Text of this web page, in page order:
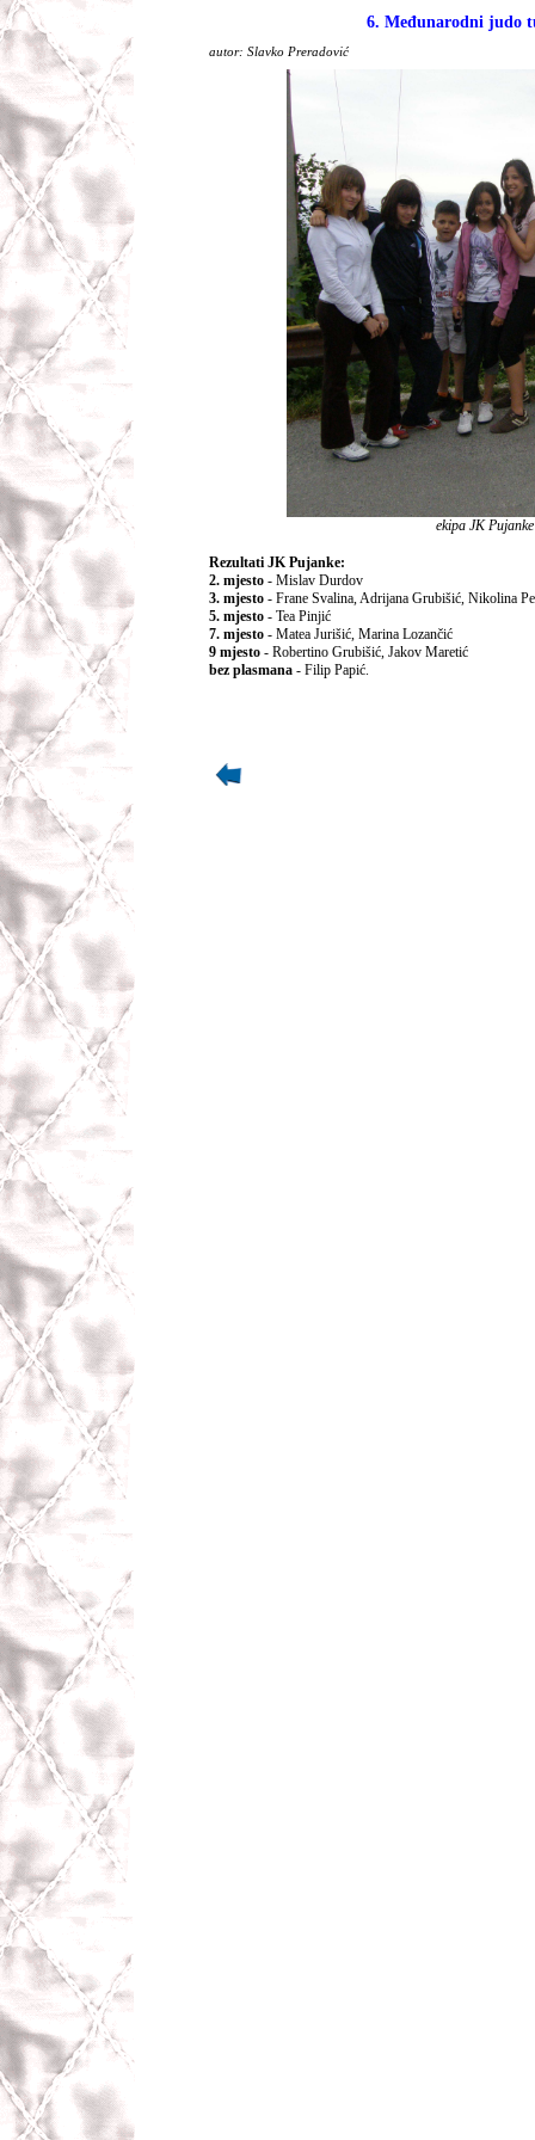
6. Međunarodni judo
autor: Slavko Preradović
ekipa JK
Rezultati JK Pujanke:
2. mjesto - Mislav Durdov
3. mjesto - Frane Svalina, Adrijana Grubišić, Nikolina
5. mjesto - Tea Pinjić
7. mjesto - Matea Jurišić, Marina Lozančić
9 mjesto - Robertino Grubišić, Jakov Maretić
bez plasmana - Filip Papić.